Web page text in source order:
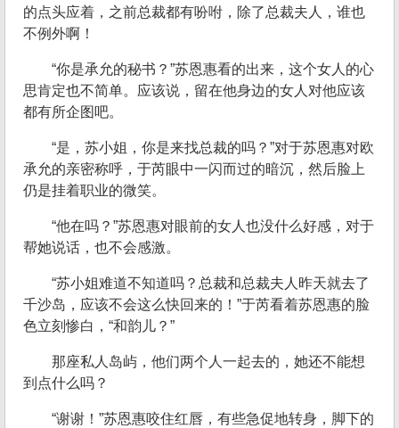
的点头应着，之前总裁都有吩咐，除了总裁夫人，谁也
不例外啊！
“你是承允的秘书？”苏恩惠看的出来，这个女人的心
思肯定也不简单。应该说，留在他身边的女人对他应该
都有所企图吧。
“是，苏小姐，你是来找总裁的吗？”对于苏恩惠对欧
承允的亲密称呼，于芮眼中一闪而过的暗沉，然后脸上
仍是挂着职业的微笑。
“他在吗？”苏恩惠对眼前的女人也没什么好感，对于
帮她说话，也不会感激。
“苏小姐难道不知道吗？总裁和总裁夫人昨天就去了
千沙岛，应该不会这么快回来的！”于芮看着苏恩惠的脸
色立刻惨白，“和韵儿？”
那座私人岛屿，他们两个人一起去的，她还不能想
到点什么吗？
“谢谢！”苏恩惠咬住红唇，有些急促地转身，脚下的